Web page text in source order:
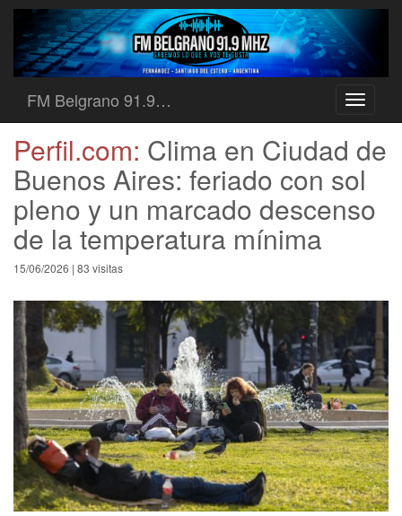
Toggle
FM Belgrano 91.9…
Perfil.com: Clima en Ciudad de
Buenos Aires: feriado con sol
pleno y un marcado descenso
de la temperatura mínima
15/06/2026 | 83 visitas